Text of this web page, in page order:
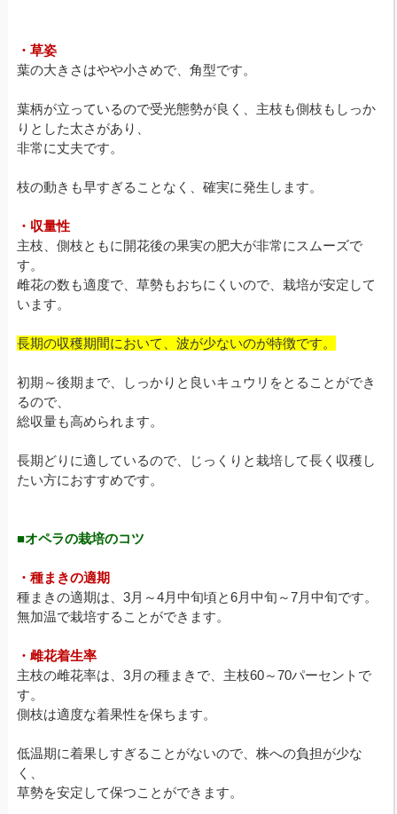
・草姿
葉の大きさはやや小さめで、角型です。
葉柄が立っているので受光態勢が良く、主枝も側枝もしっか
りとした太さがあり、
非常に丈夫です。
枝の動きも早すぎることなく、確実に発生します。
・収量性
主枝、側枝ともに開花後の果実の肥大が非常にスムーズで
す。
雌花の数も適度で、草勢もおちにくいので、栽培が安定して
います。
長期の収穫期間において、波が少ないのが特徴です。
初期～後期まで、しっかりと良いキュウリをとることができ
るので、
総収量も高められます。
長期どりに適しているので、じっくりと栽培して長く収穫し
たい方におすすめです。
■オペラの栽培のコツ
・種まきの適期
種まきの適期は、3月～4月中旬頃と6月中旬～7月中旬です。
無加温で栽培することができます。
・雌花着生率
主枝の雌花率は、3月の種まきで、主枝60～70パーセントで
す。
側枝は適度な着果性を保ちます。
低温期に着果しすぎることがないので、株への負担が少な
く、
草勢を安定して保つことができます。